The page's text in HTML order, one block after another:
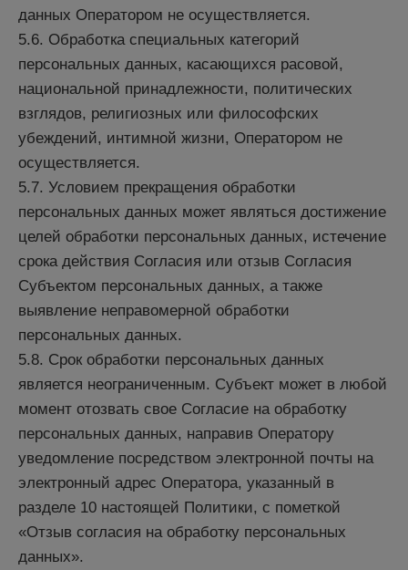
данных Оператором не осуществляется.
5.6. Обработка специальных категорий
персональных данных, касающихся расовой,
национальной принадлежности, политических
взглядов, религиозных или философских
убеждений, интимной жизни, Оператором не
осуществляется.
5.7. Условием прекращения обработки
персональных данных может являться достижение
целей обработки персональных данных, истечение
срока действия Согласия или отзыв Согласия
Субъектом персональных данных, а также
выявление неправомерной обработки
персональных данных.
5.8. Срок обработки персональных данных
является неограниченным. Субъект может в любой
момент отозвать свое Согласие на обработку
персональных данных, направив Оператору
уведомление посредством электронной почты на
электронный адрес Оператора, указанный в
разделе 10 настоящей Политики, с пометкой
«Отзыв согласия на обработку персональных
данных».